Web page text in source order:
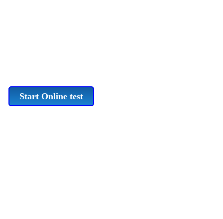
Start Online test